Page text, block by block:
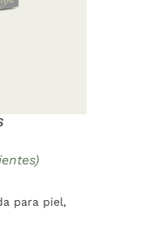
para piel,